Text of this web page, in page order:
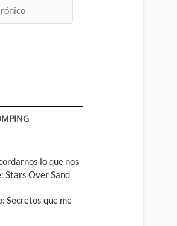
lo que nos
Stars Over Sand
Secretos que me